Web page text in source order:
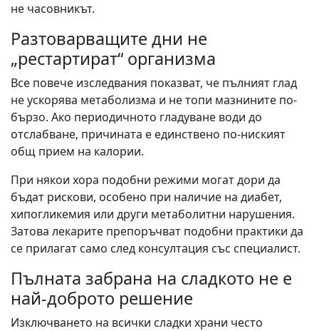
не часовникът.
Разтоварващите дни не
„рестартират“ организма
Все повече изследвания показват, че пълният глад
не ускорява метаболизма и не топи мазнините по-
бързо. Ако периодичното гладуване води до
отслабване, причината е единствено по-ниският
общ прием на калории.
При някои хора подобни режими могат дори да
бъдат рискови, особено при наличие на диабет,
хипогликемия или други метаболитни нарушения.
Затова лекарите препоръчват подобни практики да
се прилагат само след консултация със специалист.
Пълната забрана на сладкото не е
най-доброто решение
Изключването на всички сладки храни често